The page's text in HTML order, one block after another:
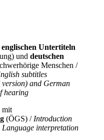
Untertiteln
unddeutschen
Menschen /
subtitles
and German
hearing
mit
(ÖGS) / Introduction
interpretation